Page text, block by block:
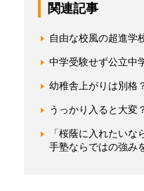
関連記事
自由な校風の超進学
中学受験せず公立中
幼稚舎上がりは別格
うっかり入ると大変
「桜蔭に入れたい
手塾ならではの強み